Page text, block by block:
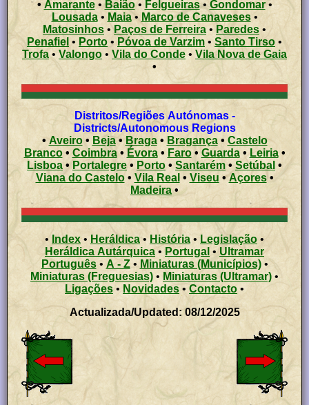
• Amarante•Baião• Felgueiras• Gondomar•
Lousada• Maia• Marco de Canaveses•
Matosinhos • Paços de Ferreira • Paredes •
Penafiel • Porto • Póvoa de Varzim • Santo Tirso •
Trofa•Valongo • Vila do Conde• Vila Nova de Gaia
•
Distritos/Regiões Autónomas -
Districts/Autonomous Regions
•Aveiro• Beja• Braga• Bragança• Castelo
Branco• Coimbra• Évora• Faro• Guarda• Leiria•
Lisboa • Portalegre • Porto• Santarém• Setúbal •
Viana do Castelo• Vila Real • Viseu •Açores •
Madeira •
• Index• Heráldica • História • Legislação •
Heráldica Autárquica• Portugal •Ultramar
Português• A - Z• Miniaturas (Municípios)•
Miniaturas (Freguesias) • Miniaturas (Ultramar) •
Ligações • Novidades • Contacto •
Actualizada/Updated: 08/12/2025